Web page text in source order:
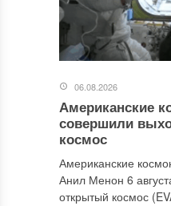
06.08.2026
Американские
совершили
космос
Американские
Анил Менон 6
открытый космос